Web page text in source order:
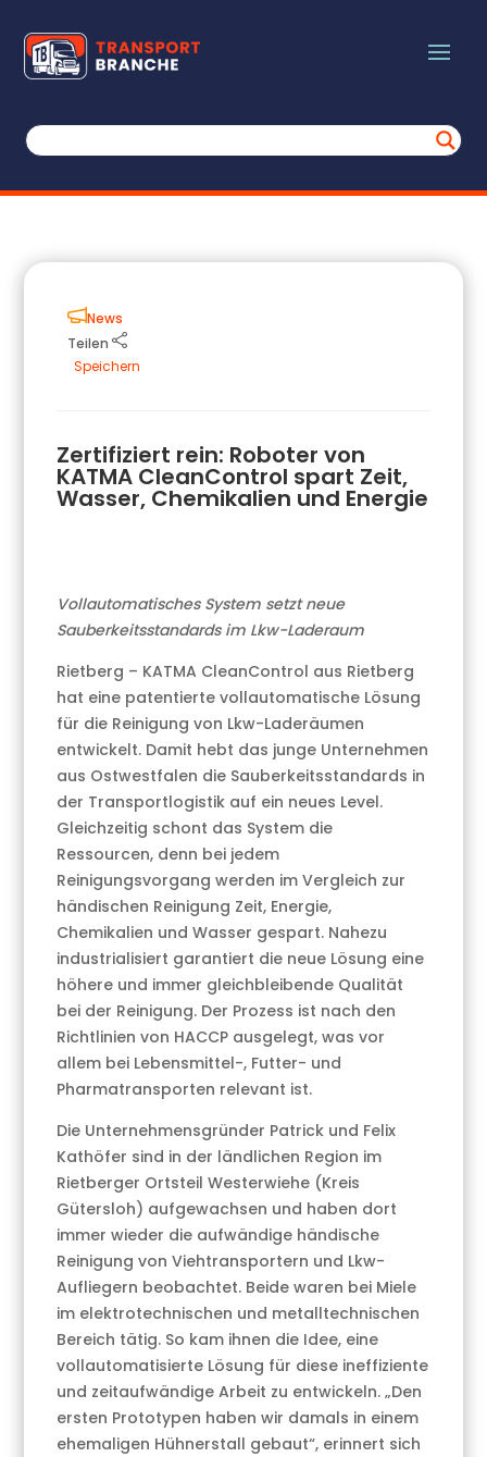
News
Teilen
Speichern
Zertifiziert rein: Roboter von
KATMA CleanControl spart Zeit,
Wasser, Chemikalien und Energie
Vollautomatisches System setzt neue
Sauberkeitsstandards im Lkw-Laderaum
Rietberg – KATMA CleanControl aus Rietberg
hat eine patentierte vollautomatische Lösung
für die Reinigung von Lkw-Laderäumen
entwickelt. Damit hebt das junge Unternehmen
aus Ostwestfalen die Sauberkeitsstandards in
der Transportlogistik auf ein neues Level.
Gleichzeitig schont das System die
Ressourcen, denn bei jedem
Reinigungsvorgang werden im Vergleich zur
händischen Reinigung Zeit, Energie,
Chemikalien und Wasser gespart. Nahezu
industrialisiert garantiert die neue Lösung eine
höhere und immer gleichbleibende Qualität
bei der Reinigung. Der Prozess ist nach den
Richtlinien von HACCP ausgelegt, was vor
allem bei Lebensmittel-, Futter- und
Pharmatransporten relevant ist.
Die Unternehmensgründer Patrick und Felix
Kathöfer sind in der ländlichen Region im
Rietberger Ortsteil Westerwiehe (Kreis
Gütersloh) aufgewachsen und haben dort
immer wieder die aufwändige händische
Reinigung von Viehtransportern und Lkw-
Aufliegern beobachtet. Beide waren bei Miele
im elektrotechnischen und metalltechnischen
Bereich tätig. So kam ihnen die Idee, eine
vollautomatisierte Lösung für diese ineffiziente
und zeitaufwändige Arbeit zu entwickeln. „Den
ersten Prototypen haben wir damals in einem
ehemaligen Hühnerstall gebaut“, erinnert sich